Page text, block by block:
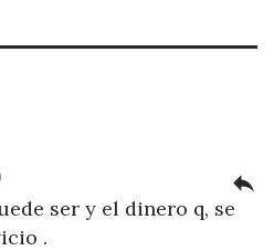
ser y el dinero q, se
.
reply